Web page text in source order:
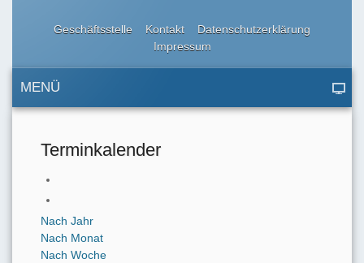
Geschäftsstelle Kontakt
Datenschutzerklärung
Impressum
MENÜ
Terminkalender
Nach Jahr
Nach Monat
Nach Woche